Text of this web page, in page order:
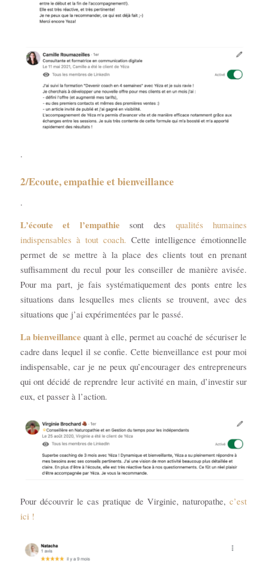
.
2/Ecoute, empathie et bienveillance
.
L’écoute et l’empathie sont des qualités humaines
indispensables à tout coach. Cette intelligence émotionnelle
permet de se mettre à la place des clients tout en prenant
suffisamment du recul pour les conseiller de manière avisée.
Pour ma part, je fais systématiquement des ponts entre les
situations dans lesquelles mes clients se trouvent, avec des
situations que j’ai expérimentées par le passé.
La bienveillance quant à elle, permet au coaché de sécuriser le
cadre dans lequel il se confie. Cette bienveillance est pour moi
indispensable, car je ne peux qu’encourager des entrepreneurs
qui ont décidé de reprendre leur activité en main, d’investir sur
eux, et passer à l’action.
Pour découvrir le cas pratique de Virginie, naturopathe,c’est
ici !